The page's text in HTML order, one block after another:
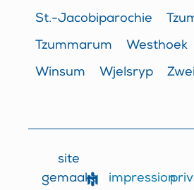
St.-Jacobiparochie
Tzummarum Westhoek
Winsum Wjelsryp
site
gemaakt
impression